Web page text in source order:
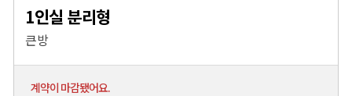
1인실 분리형
큰방
계약이 마감됐어요.